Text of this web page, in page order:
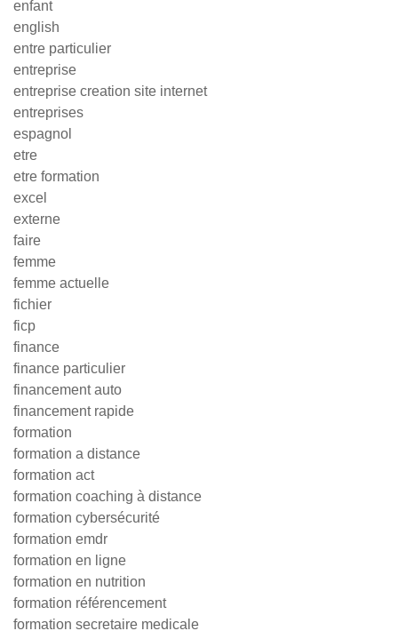
enfant
english
entre particulier
entreprise
entreprise creation site internet
entreprises
espagnol
etre
etre formation
excel
externe
faire
femme
femme actuelle
fichier
ficp
finance
finance particulier
financement auto
financement rapide
formation
formation a distance
formation act
formation coaching à distance
formation cybersécurité
formation emdr
formation en ligne
formation en nutrition
formation référencement
formation secretaire medicale